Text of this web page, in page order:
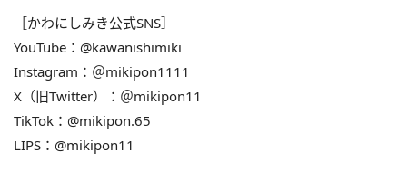
［かわにしみき公式SNS］
YouTube：@kawanishimiki
Instagram：＠mikipon1111
X（旧Twitter）：＠mikipon11
TikTok：@mikipon.65
LIPS：@mikipon11